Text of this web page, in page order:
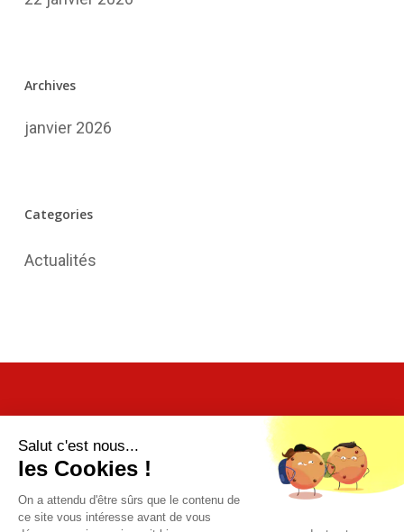
Archives
janvier 2026
Categories
Actualités
Loca-Yacht
Salut c'est nous...
les Cookies !
On a attendu d'être sûrs que le contenu de
ce site vous intéresse avant de vous